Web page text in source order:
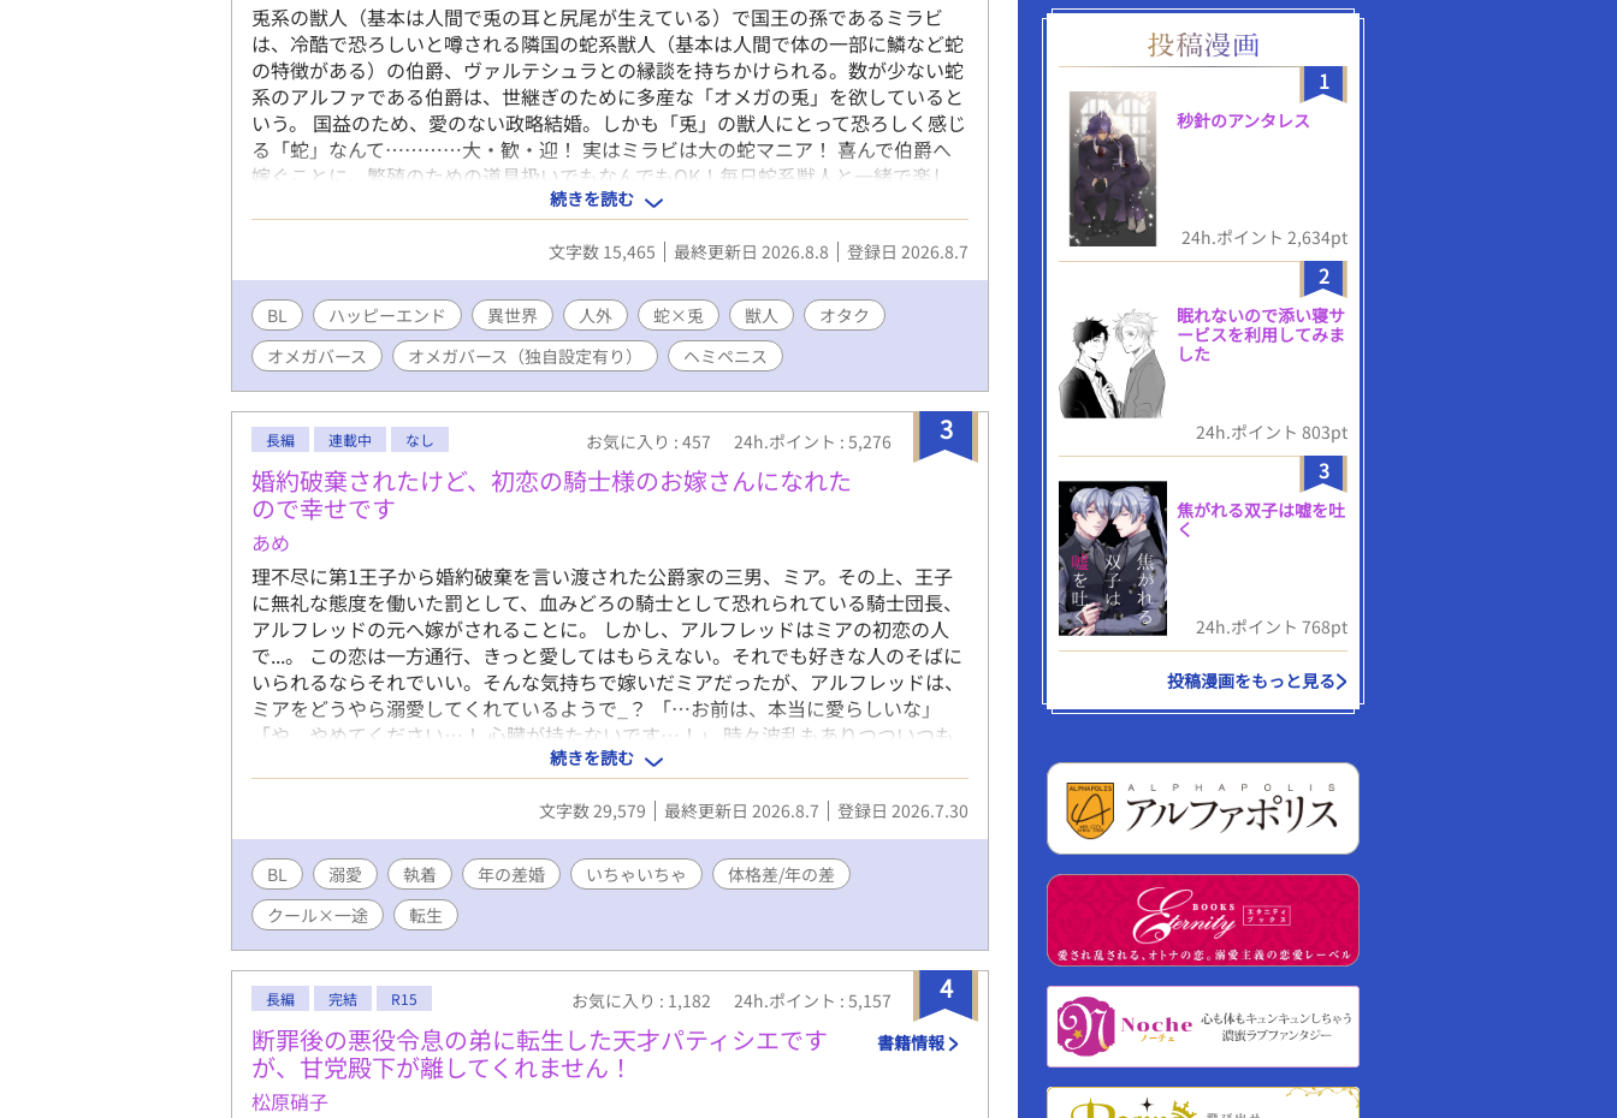
兎系の獣人（基本は人間で兎の耳と尻尾が生えている）で国王の孫であるミラビ
は、冷酷で恐ろしいと噂される隣国の蛇系獣人（基本は人間で体の一部に鱗など蛇
の特徴がある）の伯爵、ヴァルテシュラとの縁談を持ちかけられる。数が少ない蛇
系のアルファである伯爵は、世継ぎのために多産な「オメガの兎」を欲していると
いう。 国益のため、愛のない政略結婚。しかも「兎」の獣人にとって恐ろしく感じ
る「蛇」なんて…………大・歓・迎！ 実はミラビは大の蛇マニア！ 喜んで伯爵へ
嫁ぐことに。繁殖のための道具扱いでもなんでもOK！毎日蛇系獣人と一緒で楽し
い！ ハッピー！ しかも、最初は「蛇だから好き」だったのに、だんだん伯爵本人
も素敵な人だとわかって、とにかくハッピー！ 一方伯爵は生まれてからずっと嫌わ
れ続けてきたため、ミラビが楽しそうにする様子に戸惑うが、実はミラビのことは
昔から気にかけていて…… 【嫌われ者の執着溺愛な蛇アルファ】×【かわいい蛇マ
ニア兎オメガ】のハイテンションハートフルBLです。 ※本編完結まで毎日2回更新
します。（14話までは1日4～5回更新） ※Rシーンには「★」つけています。 ※オ
メガバースに独自設定を含みます。 ※作中に蛇の飼育・生態に関する描写が出てき
ますが、あくまで異世界に生息する蛇ということでご理解ください。特に温度管理
についてはヒーターが存在しない異世界独自の対策なので、現代では専用ヒーター
で快適な空間を作るようにお願いします。
続きを読む
文字数 15,465 最終更新日 2026.8.8 登録日 2026.8.7
BL ハッピーエンド 異世界 人外 蛇×兎 獣人
オタク
オメガバース
オメガバース（独自設定有り） ヘミペニス
3
長編 連載中 なし お気に入り : 457 24h.ポイント : 5,276
婚約破棄されたけど、初恋の騎士様のお嫁さんになれた
ので幸せです
あめ
理不尽に第1王子から婚約破棄を言い渡された公爵家の三男、ミア。その上、王子
に無礼な態度を働いた罰として、血みどろの騎士として恐れられている騎士団長、
アルフレッドの元へ嫁がされることに。 しかし、アルフレッドはミアの初恋の人
で...。 この恋は一方通行、きっと愛してはもらえない。それでも好きな人のそばに
いられるならそれでいい。そんな気持ちで嫁いだミアだったが、アルフレッドは、
ミアをどうやら溺愛してくれているようで_？ 「…お前は、本当に愛らしいな」
「や、やめてください…！ 心臓が持たないです…！」 時々波乱もありつついつも
ラブラブおしどり夫婦(夫夫)の日常。 ────── ※ムーンライトノベルズ様でも
連載しております。
続きを読む
文字数 29,579 最終更新日 2026.8.7 登録日 2026.7.30
BL 溺愛 執着 年の差婚 いちゃいちゃ
体格差/年の差
クール×一途
転生
4
長編 完結 R15 お気に入り : 1,182 24h.ポイント : 5,157
断罪後の悪役令息の弟に転生した天才パティシエです
が、甘党殿下が離してくれません！
松原硝子
書籍情報
1
秒針のアンタレス
24h.ポイント 2,634pt
2
眠れないので添い寝サ
ービスを利用してみま
した
24h.ポイント 803pt
3
焦がれる双子は嘘を吐
く
24h.ポイント 768pt
投稿漫画をもっと見る